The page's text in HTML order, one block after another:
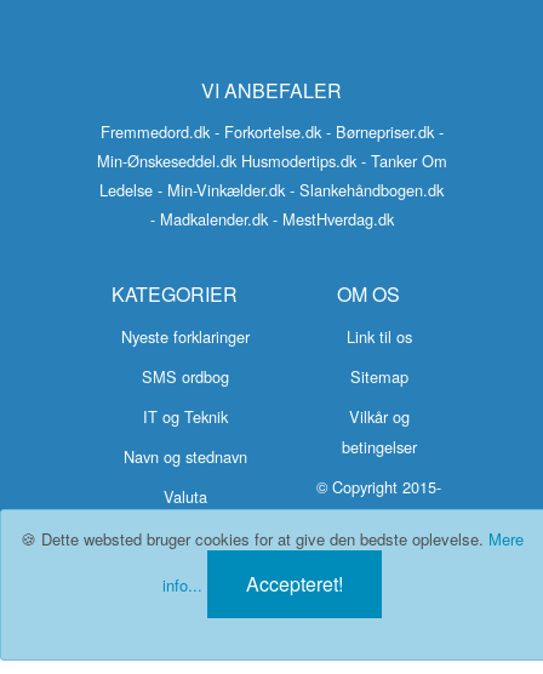
VI ANBEFALER
Fremmedord.dk - Forkortelse.dk - Børnepriser.dk -
Min-Ønskeseddel.dk Husmodertips.dk - Tanker Om
Ledelse - Min-Vinkælder.dk - Slankehåndbogen.dk
- Madkalender.dk - MestHverdag.dk
KATEGORIER
Nyeste forklaringer
SMS ordbog
IT og Teknik
Navn og stednavn
Valuta
OM OS
Link til os
Sitemap
Vilkår og
betingelser
© Copyright 2015-
2026 Hvad-
Betyder.dk
🍪 Dette websted bruger cookies for at give den bedste oplevelse. Mere
info...
Accepteret!